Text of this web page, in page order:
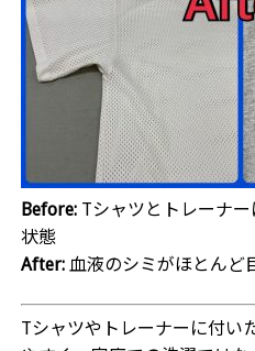
Before:Tシャツとトレーナー
状態
After:血液のシミがほとんど
Tシャツやトレーナーに付い